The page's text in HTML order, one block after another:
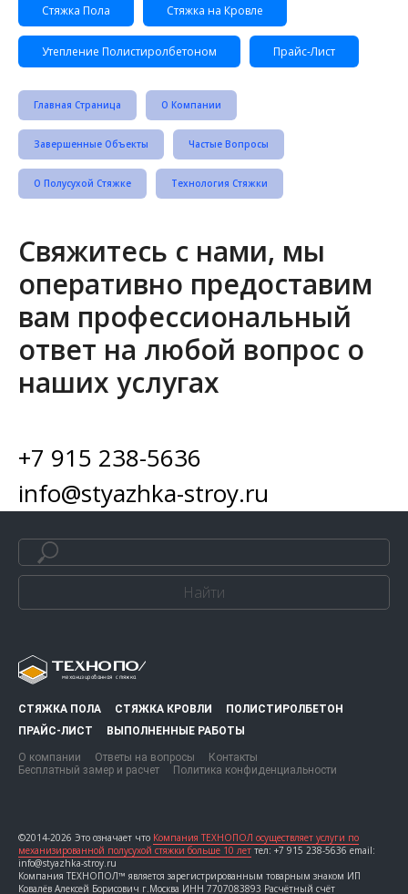
Стяжка Пола Стяжка на Кровле
Утепление Полистиролбетоном Прайс-Лист
Главная Страница О Компании
Завершенные Объекты Частые Вопросы
О Полусухой Стяжке Технология Стяжки
Свяжитесь с нами, мы
оперативно предоставим
вам профессиональный
ответ на любой вопрос о
наших услугах
+7 915 238-5636
info@styazhka-stroy.ru
Найти
СТЯЖКА ПОЛА СТЯЖКА КРОВЛИ
ПОЛИСТИРОЛБЕТОН
ПРАЙС-ЛИСТ
ВЫПОЛНЕННЫЕ РАБОТЫ
О компании Ответы на вопросы
Контакты
Бесплатный замер и расчет
Политика конфиденциальности
©2014-2026 Это означает что Компания ТЕХНОПОЛ осуществляет услуги по
механизированной полусухой стяжки больше 10 лет тел: +7 915 238-5636 email:
info@styazhka-stroy.ru
Компания ТЕХНОПОЛ™ является зарегистрированным товарным знаком ИП
Ковалёв Алексей Борисович г.Москва ИНН 7707083893 Расчётный счёт